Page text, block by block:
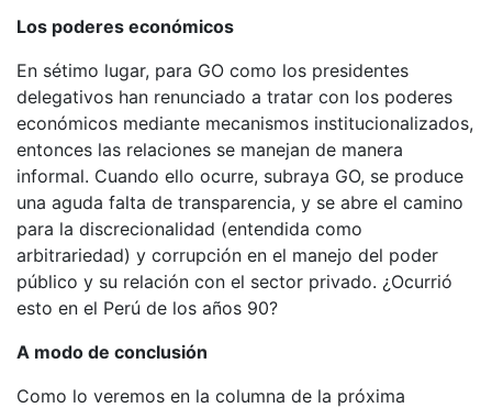
Los poderes económicos
En sétimo lugar, para GO como los presidentes
delegativos han renunciado a tratar con los poderes
económicos mediante mecanismos institucionalizados,
entonces las relaciones se manejan de manera
informal. Cuando ello ocurre, subraya GO, se produce
una aguda falta de transparencia, y se abre el camino
para la discrecionalidad (entendida como
arbitrariedad) y corrupción en el manejo del poder
público y su relación con el sector privado. ¿Ocurrió
esto en el Perú de los años 90?
A modo de conclusión
Como lo veremos en la columna de la próxima